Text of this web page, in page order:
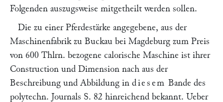
Folgenden auszugsweise mitgetheilt werden sollen.
Die zu einer Pferdestärke angegebene, aus der
Maschinenfabrik zu Buckau bei Magdeburg zum Preis
von 600 Thlrn. bezogene calorische Maschine ist ihrer
Construction und Dimension nach aus der
Beschreibung und Abbildung in diesem Bande des
polytechn. Journals S. 82 hinreichend bekannt. Ueber